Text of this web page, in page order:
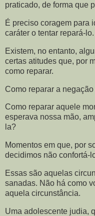
praticado, de forma que
É preciso coragem para
caráter o tentar repará-lo.
Existem, no entanto,
certas atitudes que, por
como reparar.
Como reparar a
Como reparar aquele
esperava nossa mão,
la?
Momentos em que, por
decidimos não confortá-
Essas são aquelas
sanadas. Não há como
aquela circunstância.
Uma adolescente judia,